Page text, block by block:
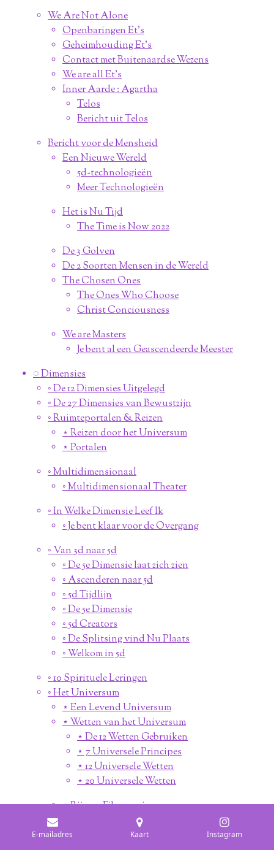
We Are Not Alone
Openbaringen Et's
Geheimhouding Et's
Contact met Buitenaardse Wezens
We are all Et's
Inner Aarde : Agartha
Telos
Bericht uit Telos
Bericht voor de Mensheid
Een Nieuwe Wereld
5d-technologieën
Meer Technologieën
Het is Nu Tijd
The Time is Now 2022
De 3 Golven
De 2 Soorten Mensen in de Wereld
The Chosen Ones
The Ones Who Choose
Christ Conciousness
We are Masters
Je bent al een Geascendeerde Meester
◌ Dimensies
◦ De 12 Dimensies Uitgelegd
◦ De 27 Dimensies van Bewustzijn
◦ Ruimteportalen & Reizen
⋆ Reizen door het Universum
⋆ Portalen
◦ Multidimensionaal
◦ Multidimensionaal Theater
◦ In Welke Dimensie Leef Ik
◦ Je bent klaar voor de Overgang
◦ Van 3d naar 5d
◦ De 5e Dimensie laat zich zien
◦ Ascenderen naar 5d
◦ 5d Tijdlijn
◦ De 5e Dimensie
◦ 5d Creators
◦ De Splitsing vind Nu Plaats
◦ Welkom in 5d
◦ 10 Spirituele Leringen
◦ Het Universum
⋆ Een Levend Universum
⋆ Wetten van het Universum
⋆ De 12 Wetten Gebruiken
⋆ 7 Universele Principes
⋆ 12 Universele Wetten
⋆ 20 Universele Wetten
⋆ Rij van Fibonacci
◦ Maak jezelf los van 3d
E-mailadres Kaart Instagram